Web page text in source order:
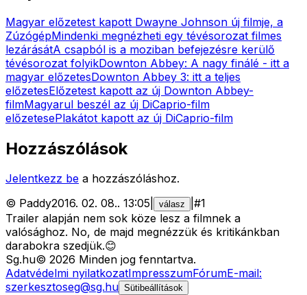
Magyar előzetest kapott Dwayne Johnson új filmje, a
ZúzógépMindenki megnézheti egy tévésorozat filmes
lezárásátA csapból is a moziban befejezésre kerülő
tévésorozat folyikDownton Abbey: A nagy finálé - itt a
magyar előzetesDownton Abbey 3: itt a teljes
előzetesElőzetest kapott az új Downton Abbey-
filmMagyarul beszél az új DiCaprio-film
előzetesePlakátot kapott az új DiCaprio-film
Hozzászólások
Jelentkezz be a hozzászóláshoz.
© Paddy2016. 02. 08.. 13:05 válasz #1
Trailer alapján nem sok köze lesz a filmnek a
valósághoz. No, de majd megnézzük és kritikánkban
darabokra szedjük.😊
Sg.hu© 2026 Minden jog fenntartva.
Adatvédelmi nyilatkozatImpresszumFórumE-mail:
szerkesztoseg@sg.hu Sütibeállítások